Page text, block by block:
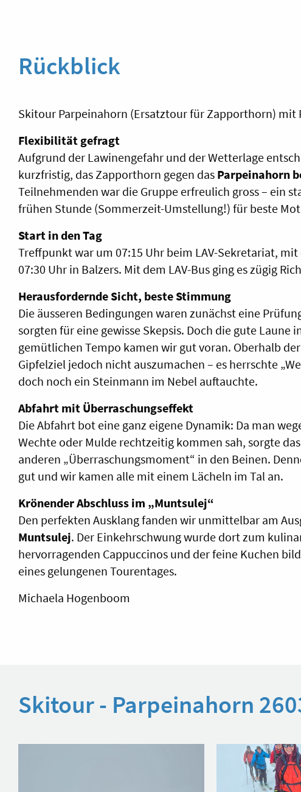
Rückblick
Skitour Parpeinahorn (Ersatztour für Zapporthorn) mit
Flexibilität gefragt
Aufgrund der Lawinengefahr und der Wetterlage
kurzfristig, das Zapporthorn gegen das Parpeinahorn
Teilnehmenden war die Gruppe erfreulich gross – ein
frühen Stunde (Sommerzeit-Umstellung!) für beste
Start in den Tag
Treffpunkt war um 07:15 Uhr beim LAV-Sekretariat,
07:30 Uhr in Balzers. Mit dem LAV-Bus ging es zügig
Herausfordernde Sicht, beste Stimmung
Die äusseren Bedingungen waren zunächst eine
sorgten für eine gewisse Skepsis. Doch die gute Laune
gemütlichen Tempo kamen wir gut voran. Oberhalb
Gipfelziel jedoch nicht auszumachen – es herrschte
doch noch ein Steinmann im Nebel auftauchte.
Abfahrt mit Überraschungseffekt
Die Abfahrt bot eine ganz eigene Dynamik: Da man
Wechte oder Mulde rechtzeitig kommen sah, sorgte
anderen „Überraschungsmoment“ in den Beinen.
gut und wir kamen alle mit einem Lächeln im Tal an.
Krönender Abschluss im „Muntsulej“
Den perfekten Ausklang fanden wir unmittelbar am
Muntsulej. Der Einkehrschwung wurde dort zum
hervorragenden Cappuccinos und der feine Kuchen
eines gelungenen Tourentages.
Michaela Hogenboom
Skitour - Parpeinahorn